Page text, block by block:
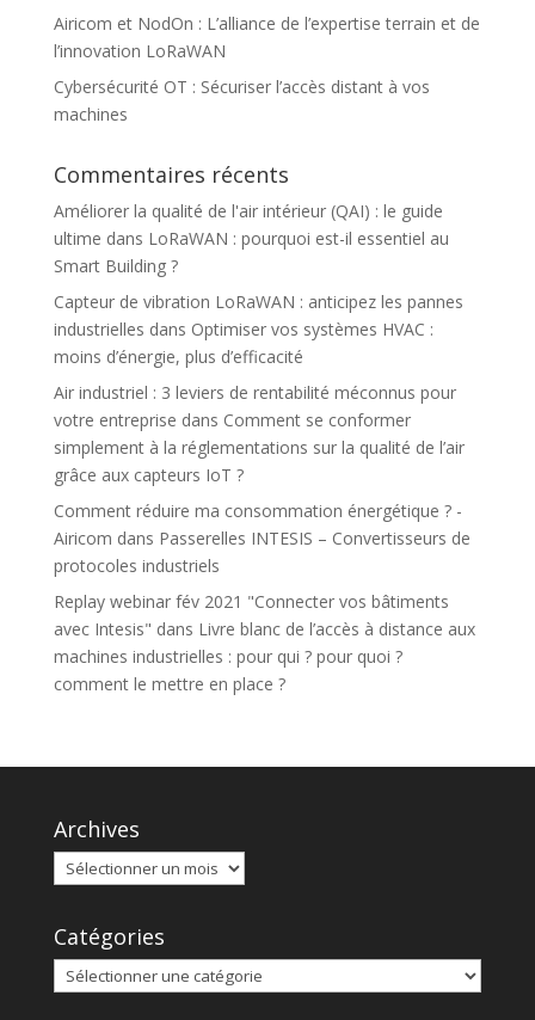
Airicom et NodOn : L’alliance de l’expertise terrain et de
l’innovation LoRaWAN
Cybersécurité OT : Sécuriser l’accès distant à vos
machines
Commentaires récents
Améliorer la qualité de l'air intérieur (QAI) : le guide
ultime dans LoRaWAN : pourquoi est-il essentiel au
Smart Building ?
Capteur de vibration LoRaWAN : anticipez les pannes
industrielles dans Optimiser vos systèmes HVAC :
moins d’énergie, plus d’efficacité
Air industriel : 3 leviers de rentabilité méconnus pour
votre entreprise dans Comment se conformer
simplement à la réglementations sur la qualité de l’air
grâce aux capteurs IoT ?
Comment réduire ma consommation énergétique ? -
Airicom dans Passerelles INTESIS – Convertisseurs de
protocoles industriels
Replay webinar fév 2021 "Connecter vos bâtiments
avec Intesis" dans Livre blanc de l’accès à distance aux
machines industrielles : pour qui ? pour quoi ?
comment le mettre en place ?
Archives
Catégories